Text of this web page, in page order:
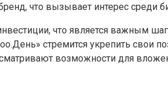
что вызывает интерес среди
что является важным
стремится укрепить свои
возможности для